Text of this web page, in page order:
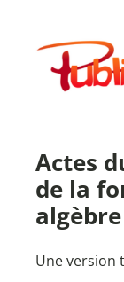
contenuPublimath
Actes
de la
Une version